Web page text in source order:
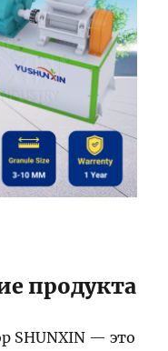
продукта
SHUNXIN — это